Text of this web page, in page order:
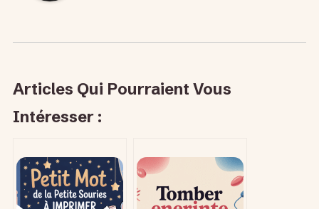
Articles Qui Pourraient Vous
Intéresser :